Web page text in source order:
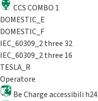
CCS COMBO 1
DOMESTIC_E
DOMESTIC_F
IEC_60309_2 three 32
IEC_60309_2 three 16
TESLA_R
Operatore
Be Charge accessibili h24